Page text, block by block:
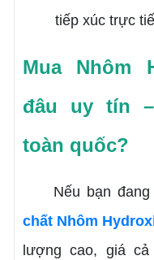
tiếp xúc trực
Mua Nhôm
đâu uy tín
toàn quốc?
Nếu bạn đang
chất Nhôm
lượng cao, giá